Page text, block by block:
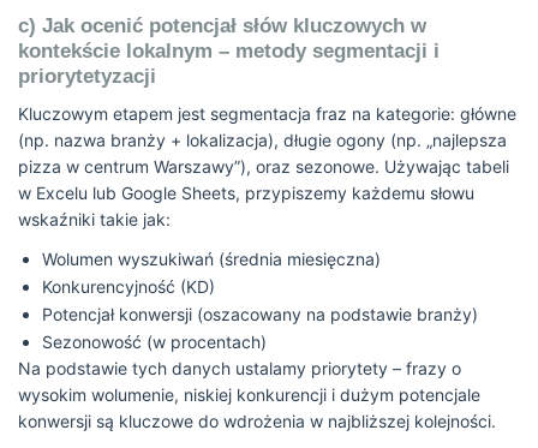
c) Jak ocenić potencjał słów kluczowych w
kontekście lokalnym – metody segmentacji i
priorytetyzacji
Kluczowym etapem jest segmentacja fraz na kategorie: główne
(np. nazwa branży + lokalizacja), długie ogony (np. „najlepsza
pizza w centrum Warszawy”), oraz sezonowe. Używając tabeli
w Excelu lub Google Sheets, przypiszemy każdemu słowu
wskaźniki takie jak:
Wolumen wyszukiwań (średnia miesięczna)
Konkurencyjność (KD)
Potencjał konwersji (oszacowany na podstawie branży)
Sezonowość (w procentach)
Na podstawie tych danych ustalamy priorytety – frazy o
wysokim wolumenie, niskiej konkurencji i dużym potencjale
konwersji są kluczowe do wdrożenia w najbliższej kolejności.